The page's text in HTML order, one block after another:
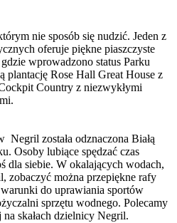
nie sposób się nudzić. Jeden z
oferuje piękne piaszczyste
wprowadzono status Parku
plantację Rose Hall Great House z
Country z niezwykłymi
Negril została odznaczona Białą
Osoby lubiące spędzać czas
dla siebie. W okalających wodach,
zobaczyć można przepiękne rafy
do uprawiania sportów
sprzętu wodnego. Polecamy
skałach dzielnicy Negril.